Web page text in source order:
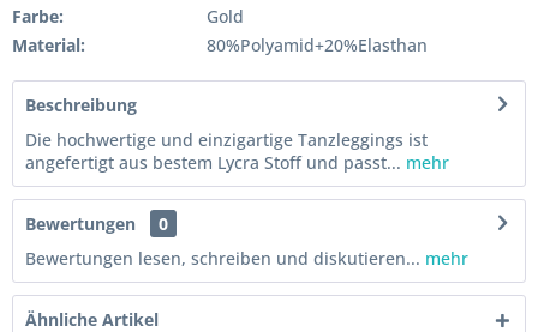
Farbe:
Gold
Material:
80%Polyamid+20%Elasthan
Beschreibung
Die hochwertige und einzigartige Tanzleggings ist
angefertigt aus bestem Lycra Stoff und passt... mehr
Bewertungen
0
Bewertungen lesen, schreiben und diskutieren... mehr
Ähnliche Artikel